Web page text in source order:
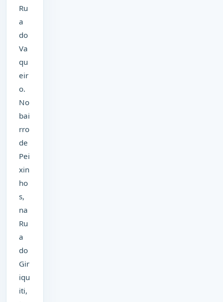
Ru
a
do
Va
qu
eir
o.
No
bai
rro
de
Pei
xin
ho
s,
na
Ru
a
do
Gir
iqu
iti,